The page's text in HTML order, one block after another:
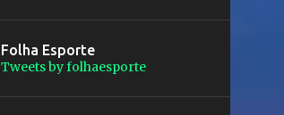
Folha Esporte
Tweets by folhaesporte